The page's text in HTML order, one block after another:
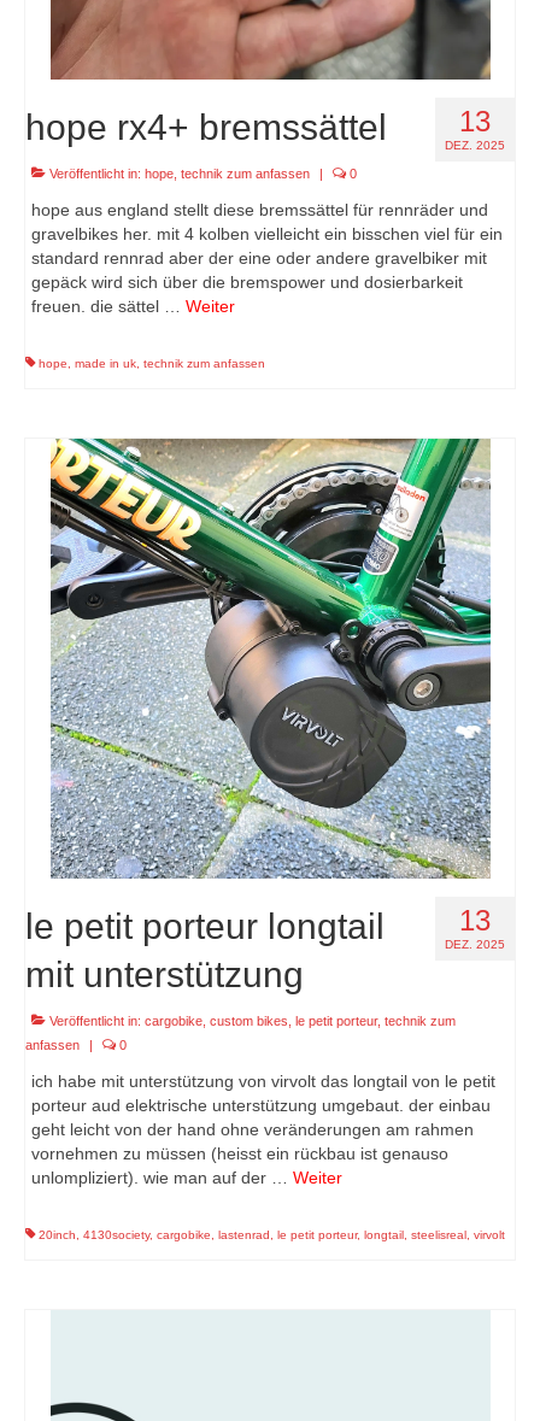
13
DEZ. 2025
hope rx4+ bremssättel
Veröffentlicht in: hope technik zum anfassen | 0
hope aus england stellt diese bremssättel für rennräder und
gravelbikes her. mit 4 kolben vielleicht ein bisschen viel für ein
standard rennrad aber der eine oder andere gravelbiker mit
gepäck wird sich über die bremspower und dosierbarkeit
freuen. die sättel … Weiter
hope made in uk technik zum anfassen
13
DEZ. 2025
le petit porteur longtail
mit unterstützung
Veröffentlicht in: cargobike custom bikes le petit porteur, technik zum
anfassen
| 0
ich habe mit unterstützung von virvolt das longtail von le petit
porteur aud elektrische unterstützung umgebaut. der einbau
geht leicht von der hand ohne veränderungen am rahmen
vornehmen zu müssen (heisst ein rückbau ist genauso
unlompliziert). wie man auf der … Weiter
20inch 4130society, cargobike lastenrad le petit porteur, longtail steelisreal virvolt